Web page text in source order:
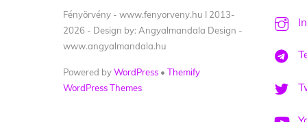
Fényörvény - www.fenyorveny.hu I 2013-
2026 - Design by: Angyalmandala Design -
www.angyalmandala.hu
Powered byWordPress • Themify
WordPress Themes